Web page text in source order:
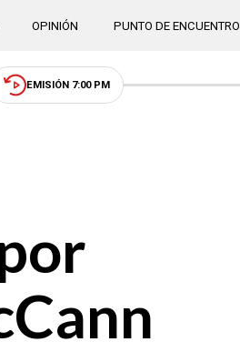
OPINIÓN PUNTO DE ENCUENTRO
EMISIÓN 7:00 PM